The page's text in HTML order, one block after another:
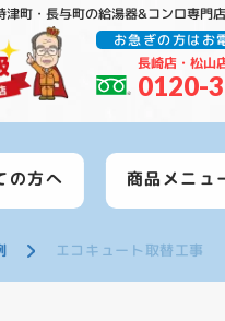
町・長与町の給湯器&コンロ専門店
お急ぎの方はお
長崎店・松山
0120-
の方へ 商品メニュ
エコキュート取替工事